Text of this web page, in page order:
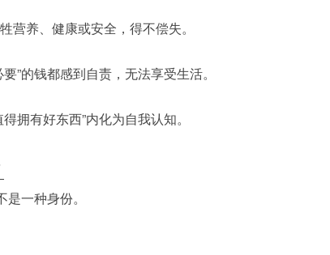
营养、健康或安全，得不偿失。
”的钱都感到自责，无法享受生活。
得拥有好东西”内化为自我认知。
一种身份。